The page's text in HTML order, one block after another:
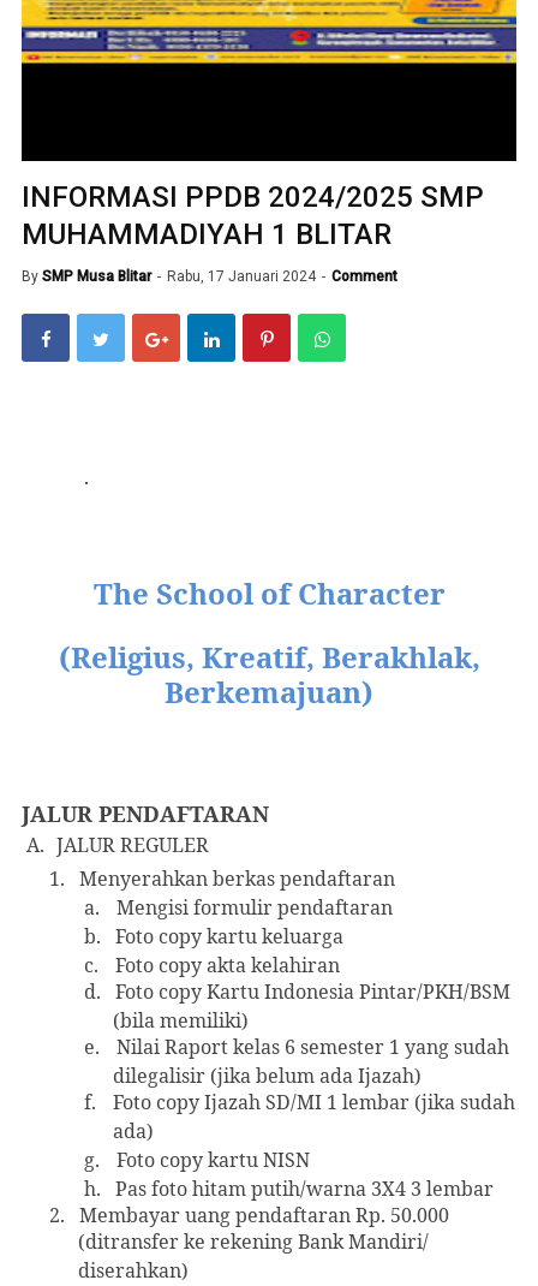
INFORMASI PPDB 2024/2025 SMP
MUHAMMADIYAH 1 BLITAR
By SMP Musa Blitar Rabu, 17 Januari 2024 Comment
.
The School of Character
(Religius, Kreatif, Berakhlak,
Berkemajuan)
JALUR PENDAFTARAN
A. JALUR REGULER
1.
Menyerahkan berkas pendaftaran
a.
Mengisi formulir pendaftaran
b. Foto copy kartu keluarga
c.
Foto copy akta kelahiran
d. Foto copy Kartu Indonesia Pintar/PKH/BSM
(bila memiliki)
e.
Nilai Raport kelas 6 semester 1 yang sudah
dilegalisir (jika belum ada Ijazah)
f.
Foto copy Ijazah SD/MI 1 lembar (jika sudah
ada)
g.
Foto copy kartu NISN
h. Pas foto hitam putih/warna 3X4 3 lembar
2.
Membayar uang pendaftaran Rp. 50.000
(ditransfer ke rekening Bank Mandiri/
diserahkan)